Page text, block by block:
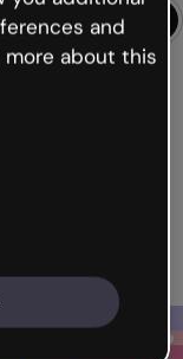
and
more about this